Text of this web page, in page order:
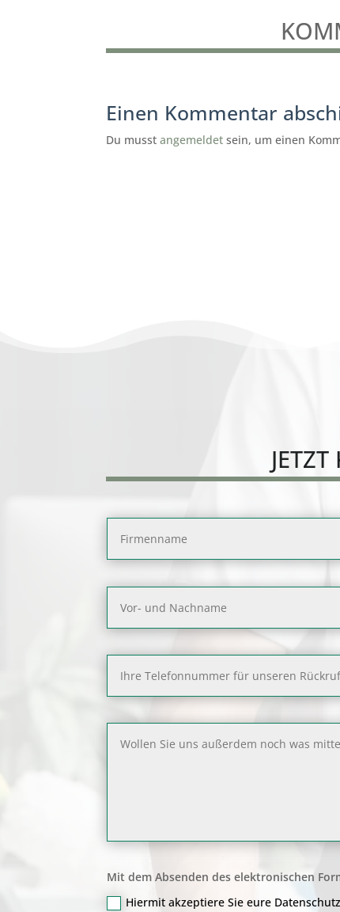
Einen Kommentar
Du musstangemeldet sein, um einen
JETZT
Mit dem Absenden des elektronischen
Hiermit akzeptiere Sie eure